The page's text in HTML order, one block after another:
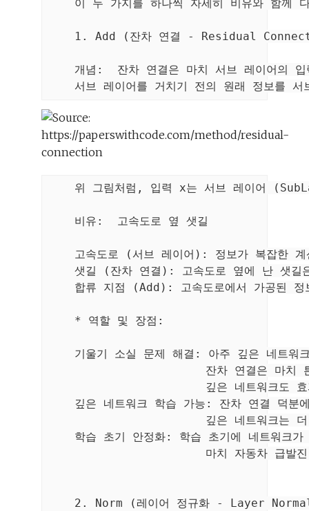
이 두 가지를 하나씩 자세히 비유와 함께
1. Add (잔차 연결 - Residual
개념:  잔차 연결은 마치 서브 레이어의
위 그림처럼, 입력 x는 서브 레이어
    비유:  고속도로 옆 샛길
고속도로 (서브 레이어): 정보가 복잡한
샛길 (잔차 연결): 고속도로 옆에 난 샛길
합류 지점 (Add): 고속도로에서 가공된 정
    * 역할 및 장점:
기울기 소실 문제 해결: 아주 깊은 네트워
잔차 연결은 마치 튼
깊은 네트워크도 효
깊은 네트워크 학습 가능: 잔차 연결 덕분
깊은 네트워크는 더
학습 초기 안정화: 학습 초기에 네트워크
마치 자동차 급발진
2. Norm (레이어 정규화 - Layer